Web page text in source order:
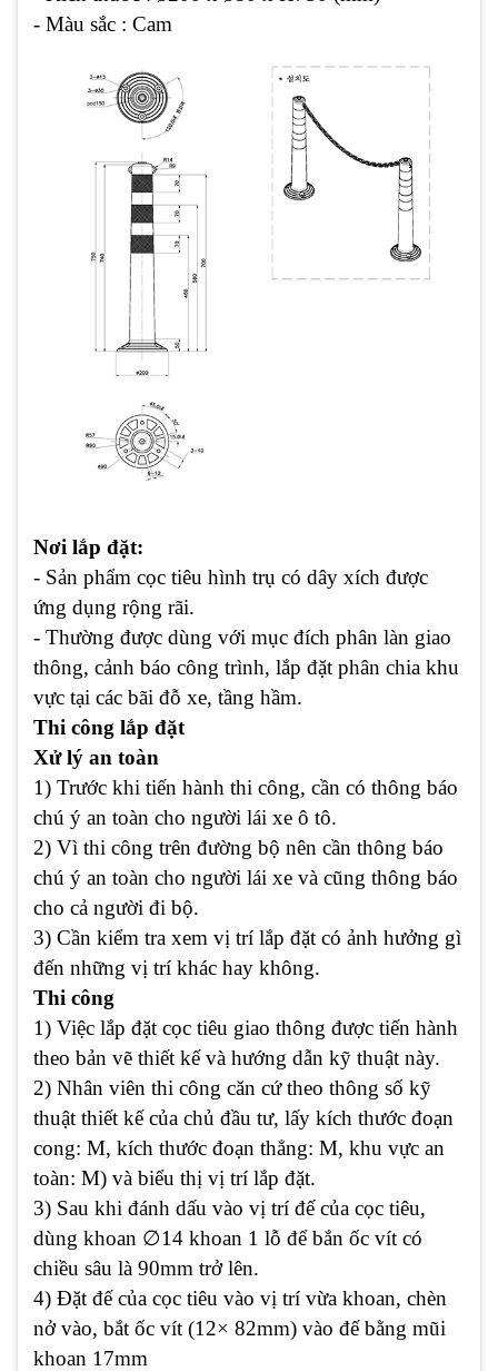
- Màu sắc : Cam
Nơi lắp đặt:
- Sản phẩm cọc tiêu hình trụ có dây xích được
ứng dụng rộng rãi.
- Thường được dùng với mục đích phân làn giao
thông, cảnh báo công trình, lắp đặt phân chia khu
vực tại các bãi đỗ xe, tầng hầm.
Thi công lắp đặt
Xử lý an toàn
1) Trước khi tiến hành thi công, cần có thông báo
chú ý an toàn cho người lái xe ô tô.
2) Vì thi công trên đường bộ nên cần thông báo
chú ý an toàn cho người lái xe và cũng thông báo
cho cả người đi bộ.
3) Cần kiểm tra xem vị trí lắp đặt có ảnh hưởng gì
đến những vị trí khác hay không.
Thi công
1) Việc lắp đặt cọc tiêu giao thông được tiến hành
theo bản vẽ thiết kế và hướng dẫn kỹ thuật này.
2) Nhân viên thi công căn cứ theo thông số kỹ
thuật thiết kế của chủ đầu tư, lấy kích thước đoạn
cong: M, kích thước đoạn thẳng: M, khu vực an
toàn: M) và biểu thị vị trí lắp đặt.
3) Sau khi đánh dấu vào vị trí đế của cọc tiêu,
dùng khoan ∅14 khoan 1 lỗ để bắn ốc vít có
chiều sâu là 90mm trở lên.
4) Đặt đế của cọc tiêu vào vị trí vừa khoan, chèn
nở vào, bắt ốc vít (12× 82mm) vào đế bằng mũi
khoan 17mm